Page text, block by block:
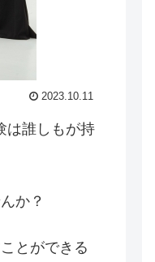
2023.10.11
は誰しもが持
か？
とができる